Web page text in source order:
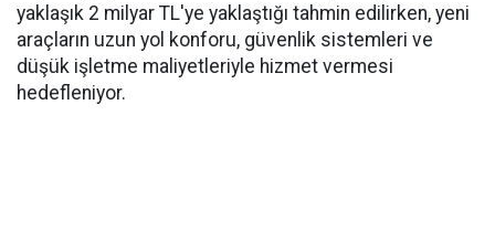
yaklaşık 2 milyar TL'ye yaklaştığı tahmin edilirken, yeni
araçların uzun yol konforu, güvenlik sistemleri ve
düşük işletme maliyetleriyle hizmet vermesi
hedefleniyor.